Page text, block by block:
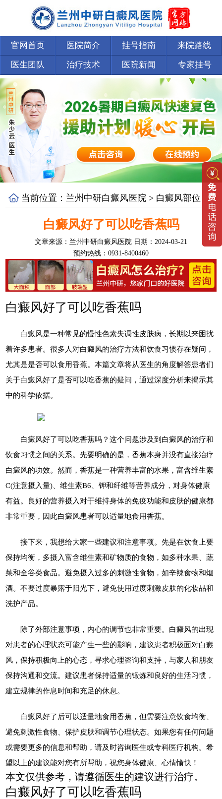
官网首页 医院简介 挂号指南 来院路线
医生团队 治疗技术 医院新闻 专家挂号
当前位置： 兰州中研白癜风医院 > 白癜风部位
白癜风好了可以吃香蕉吗
文章来源： 兰州中研白癜风医院 日期：2024-03-21
预约热线：0931-8400460
白癜风好了可以吃香蕉吗
白癜风是一种常见的慢性色素失调性皮肤病，长期以来困扰
着许多患者。很多人对白癜风的治疗方法和饮食习惯存在疑问，
尤其是是否可以食用香蕉。本篇文章将从医生的角度解答患者们
关于白癜风好了是否可以吃香蕉的疑问，通过深度分析来揭示其
中的科学依据。
白癜风好了可以吃香蕉吗？这个问题涉及到白癜风的治疗和
饮食习惯之间的关系。先要明确的是，香蕉本身并没有直接治疗
白癜风的功效。然而，香蕉是一种营养丰富的水果，富含维生素
C(注意摄入量)、维生素B6、钾和纤维等营养成分，对身体健康
有益。良好的营养摄入对于维持身体的免疫功能和皮肤的健康都
非常重要，因此白癜风患者可以适量地食用香蕉。
接下来，我想给大家一些建议和注意事项。先是在饮食上要
保持均衡，多摄入富含维生素和矿物质的食物，如多种水果、蔬
菜和全谷类食品。避免摄入过多的刺激性食物，如辛辣食物和烟
酒。不要过度暴露于阳光下，避免使用过度刺激皮肤的化妆品和
洗护产品。
除了外部注意事项，内心的调节也非常重要。白癜风的出现
对患者的心理状态可能产生一些的影响，建议患者积极面对白癜
风，保持积极向上的心态，寻求心理咨询和支持，与家人和朋友
保持沟通和交流。建议患者保持适量的锻炼和良好的生活习惯，
建立规律的作息时间和充足的休息。
白癜风好了后可以适量地食用香蕉，但需要注意饮食均衡、
避免刺激性食物、保护皮肤和调节心理状态。如果您有任何问题
或需要更多的信息和帮助，请及时咨询医生或专科医疗机构。希
望以上的建议能对您有所帮助，祝您身体健康、心情愉快！
本文仅供参考，请遵循医生的建议进行治疗。
白癜风好了可以吃香蕉吗